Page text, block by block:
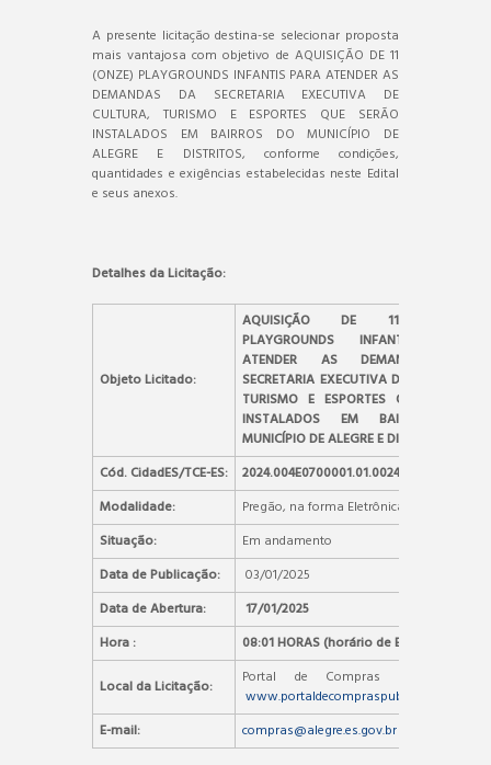
A presente licitação destina-se selecionar proposta
mais vantajosa com objetivo de AQUISIÇÃO DE 11
(ONZE) PLAYGROUNDS INFANTIS PARA ATENDER AS
DEMANDAS DA SECRETARIA EXECUTIVA DE
CULTURA, TURISMO E ESPORTES QUE SERÃO
INSTALADOS EM BAIRROS DO MUNICÍPIO DE
ALEGRE E DISTRITOS, conforme condições,
quantidades e exigências estabelecidas neste Edital
e seus anexos.
Detalhes da Licitação:
Objeto Licitado:
AQUISIÇÃO DE 11 (ONZE)
PLAYGROUNDS INFANTIS PARA
ATENDER AS DEMANDAS DA
SECRETARIA EXECUTIVA DE CULTURA,
TURISMO E ESPORTES QUE SERÃO
INSTALADOS EM BAIRROS DO
MUNICÍPIO DE ALEGRE E DISTRITOS
Cód. CidadES/TCE-ES:
2024.004E0700001.01.0024
Modalidade:
Pregão, na forma Eletrônica
Situação:
Em andamento
Data de Publicação:
03/01/2025
Data de Abertura:
17/01/2025
Hora :
08:01 HORAS (horário de Brasília)
Local da Licitação:
Portal de Compras Públicas –
www.portaldecompraspublicas.com.br
E-mail:
compras@alegre.es.gov.br